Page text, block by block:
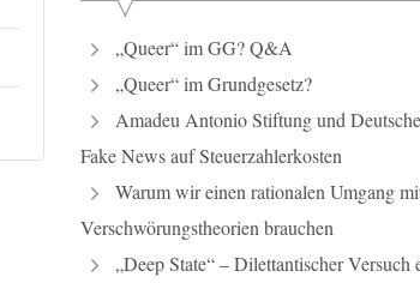
„Queer“ im GG? Q&A
„Queer“ im Grundgesetz?
Amadeu Antonio Stiftung und
Fake News auf Steuerzahlerkosten
Warum wir einen rationalen Umgang
Verschwörungstheorien brauchen
„Deep State“ – Dilettantischer Versuch